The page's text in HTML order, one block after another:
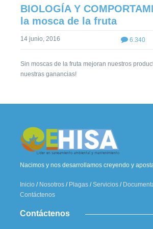
BIOLOGÍA Y
la mosca de la fruta
6.340
14 junio, 2016
Sin moscas de la fruta mejoran nuestros
nuestras ganancias!
Nacimos y nos desarrollamos creyendo y
Inicio / Nosotros / Plagas /Servicios /
Contáctenos
Contáctenos